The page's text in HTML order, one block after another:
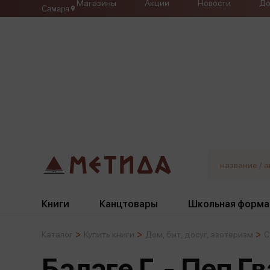
Самара
Магазины Акции Новости
Книги Канцтовары Школьная форма